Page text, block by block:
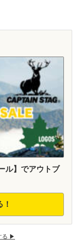
ル】でアウトブ
る ▶︎